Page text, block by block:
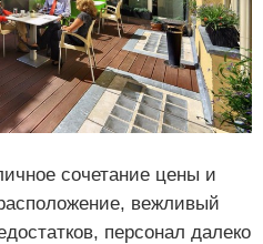
сочетание цены и
вежливый
персонал далеко